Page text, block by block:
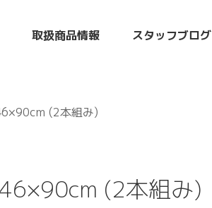
取扱商品情報 スタッフブログ
(2本組み)
(2本組み)